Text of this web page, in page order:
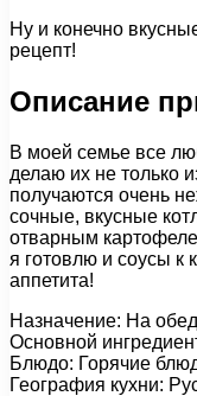
Ну и конечно
рецепт!
Описание
В моей семье все
делаю их не только
получаются очень
сочные, вкусные
отварным
я готовлю и соусы к
аппетита!
Назначение: На
Основной
Блюдо: Горячие
География кухни: